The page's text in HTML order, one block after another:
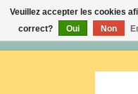
Veuillez accepter les cookies
correct?
Oui Non